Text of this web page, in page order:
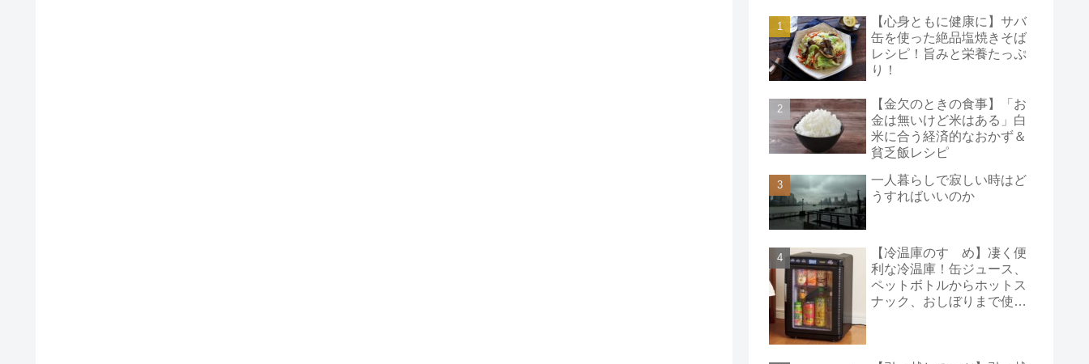
【心身ともに健康に】サバ
缶を使った絶品塩焼きそば
レシピ！旨みと栄養たっぷ
り！
【金欠のときの食事】「お
金は無いけど米はある」白
米に合う経済的なおかず＆
貧乏飯レシピ
一人暮らしで寂しい時はど
うすればいいのか
【冷温庫のすゝめ】凄く便
利な冷温庫！缶ジュース、
ペットボトルからホットス
ナック、おしぼりまで使え